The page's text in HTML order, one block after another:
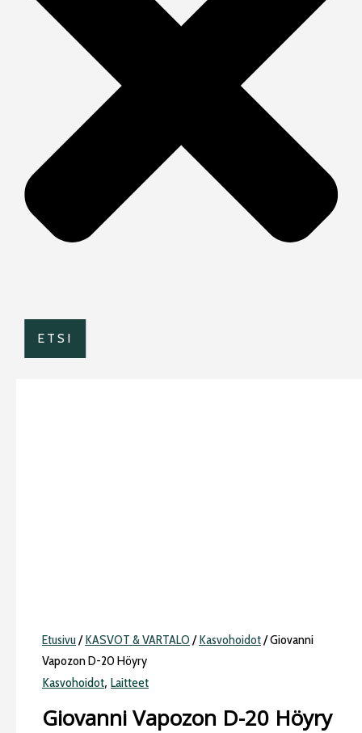
Etusivu/KASVOT & VARTALO /Kasvohoidot/ Giovanni
Vapozon D-20 Höyry
Kasvohoidot, Laitteet
Giovanni Vapozon D-20 Höyry
ETSI